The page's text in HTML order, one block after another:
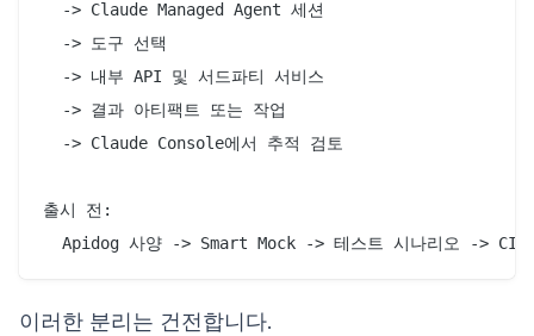
  -> Claude Managed Agent 세션
  -> 도구 선택
  -> 내부 API 및 서드파티 서비스
  -> 결과 아티팩트 또는 작업
  -> Claude Console에서 추적 검토
출시 전:
이러한 분리는 건전합니다.